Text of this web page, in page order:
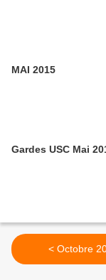
MAI 2015
Gardes USC Mai
< Octobre